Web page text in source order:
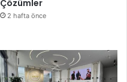
Çözümler
2 hafta önce